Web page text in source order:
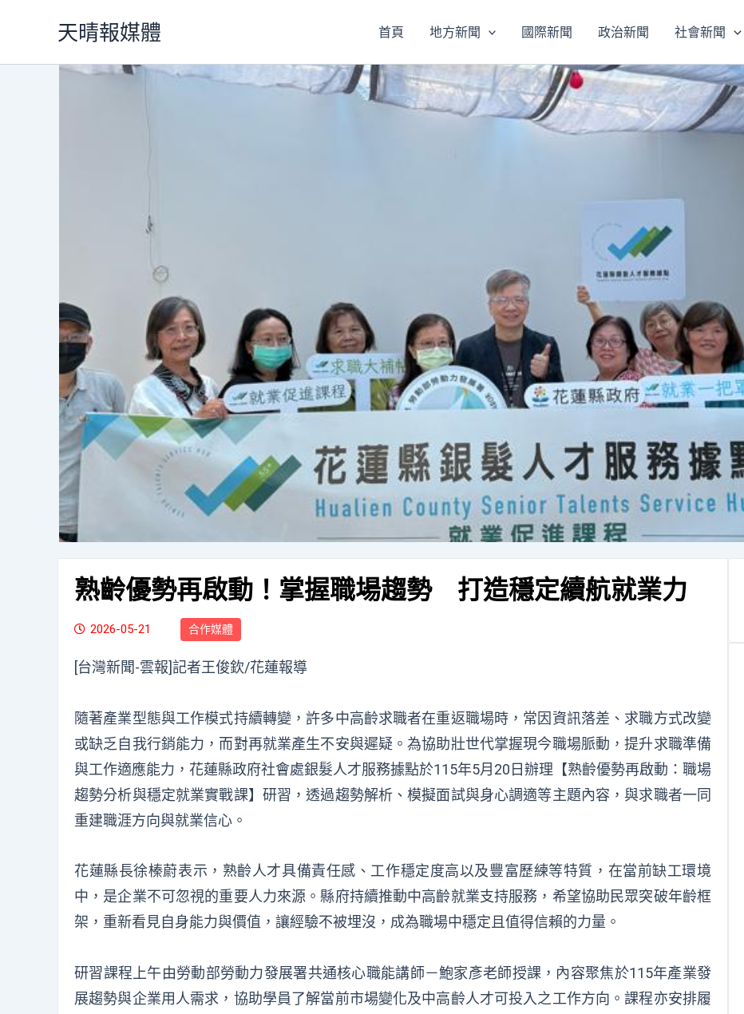
天晴報媒體 首頁 地方新聞 國際新聞 政治新聞 社會新聞
熟齡優勢再啟動！掌握職場趨勢 打造穩定續航就業力
2026-05-21 合作媒體
[台灣新聞-雲報]記者王俊欽/花蓮報導
隨著產業型態與工作模式持續轉變，許多中高齡求職者在重返職場時，常因資訊落差、求職方式改變
或缺乏自我行銷能力，而對再就業產生不安與遲疑。為協助壯世代掌握現今職場脈動，提升求職準備
與工作適應能力，花蓮縣政府社會處銀髮人才服務據點於115年5月20日辦理【熟齡優勢再啟動：職場
趨勢分析與穩定就業實戰課】研習，透過趨勢解析、模擬面試與身心調適等主題內容，與求職者一同
重建職涯方向與就業信心。
花蓮縣長徐榛蔚表示，熟齡人才具備責任感、工作穩定度高以及豐富歷練等特質，在當前缺工環境
中，是企業不可忽視的重要人力來源。縣府持續推動中高齡就業支持服務，希望協助民眾突破年齡框
架，重新看見自身能力與價值，讓經驗不被埋沒，成為職場中穩定且值得信賴的力量。
研習課程上午由勞動部勞動力發展署共通核心職能講師－鮑家彥老師授課，內容聚焦於115年產業發
展趨勢與企業用人需求，協助學員了解當前市場變化及中高齡人才可投入之工作方向。課程亦安排履